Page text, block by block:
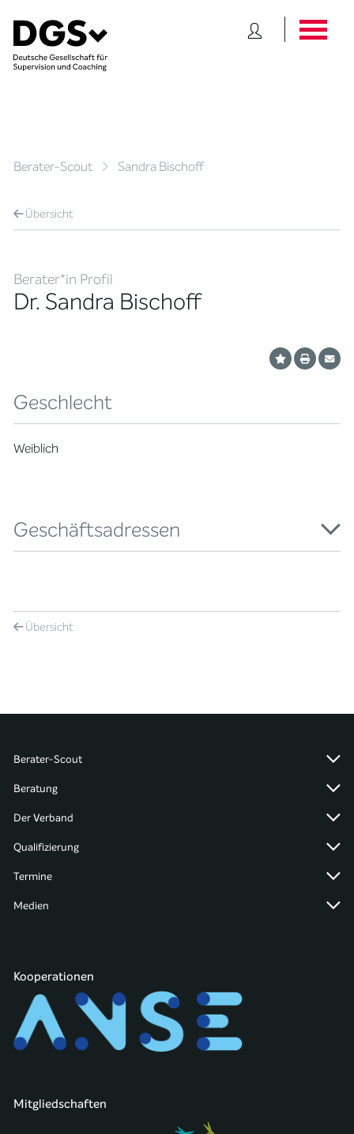
Berater-Scout Sandra Bischoff
Übersicht
Berater*in Profil
Dr. Sandra Bischoff
Geschlecht
Weiblich
Geschäftsadressen
Übersicht
Berater-Scout
Beratung
Der Verband
Qualifizierung
Termine
Medien
Kooperationen
Mitgliedschaften